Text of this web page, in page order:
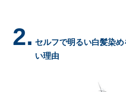
2. セルフで明るい白髪染め
い理由